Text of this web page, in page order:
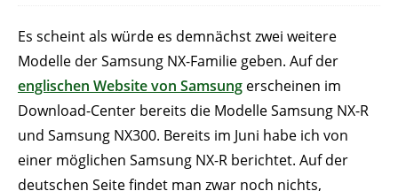
Es scheint als würde es demnächst zwei weitere
Modelle der Samsung NX-Familie geben. Auf der
englischen Website von Samsung erscheinen im
Download-Center bereits die Modelle Samsung NX-R
und Samsung NX300. Bereits im Juni habe ich von
einer möglichen Samsung NX-R berichtet. Auf der
deutschen Seite findet man zwar noch nichts,